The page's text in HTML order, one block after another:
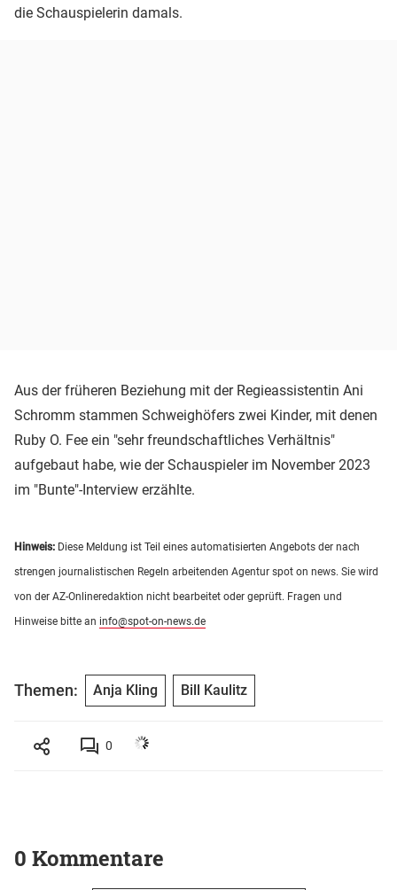
die Schauspielerin damals.
Aus der früheren Beziehung mit der Regieassistentin Ani
Schromm stammen Schweighöfers zwei Kinder, mit denen
Ruby O. Fee ein "sehr freundschaftliches Verhältnis"
aufgebaut habe, wie der Schauspieler im November 2023
im "Bunte"-Interview erzählte.
Hinweis: Diese Meldung ist Teil eines automatisierten Angebots der nach
strengen journalistischen Regeln arbeitenden Agentur spot on news. Sie wird
von der AZ-Onlineredaktion nicht bearbeitet oder geprüft. Fragen und
Hinweise bitte an info@spot-on-news.de
Themen: Anja Kling Bill Kaulitz
0
0 Kommentare